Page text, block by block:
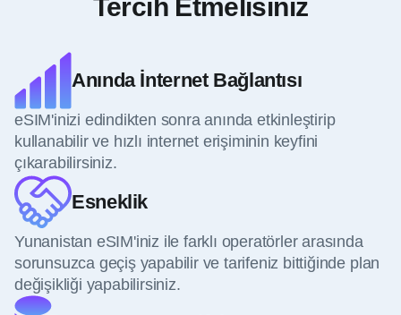
Tercih Etmelisiniz
Anında İnternet Bağlantısı
eSIM'inizi edindikten sonra anında etkinleştirip
kullanabilir ve hızlı internet erişiminin keyfini
çıkarabilirsiniz.
Esneklik
Yunanistan eSIM'iniz ile farklı operatörler arasında
sorunsuzca geçiş yapabilir ve tarifeniz bittiğinde plan
değişikliği yapabilirsiniz.